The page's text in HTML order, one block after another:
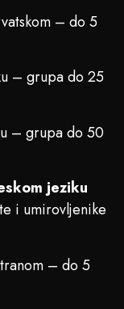
– do 5
– grupa do 25
– grupa do 50
jeziku
i umirovljenike
– do 5